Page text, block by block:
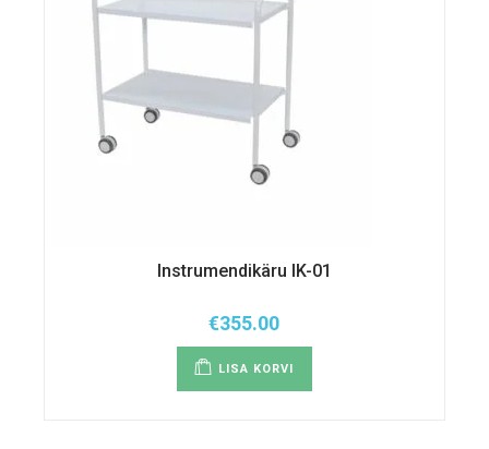
Instrumendikäru IK-01
€355.00
LISA KORVI